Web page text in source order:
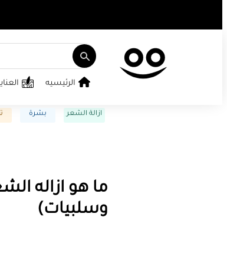
الرئيسيه
ازالة الشعر بشرة
ما هو ازاله
وسلبيات)